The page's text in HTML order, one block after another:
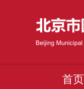
首页